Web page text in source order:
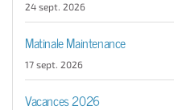
24 sept. 2026
Matinale Maintenance
17 sept. 2026
Vacances 2026